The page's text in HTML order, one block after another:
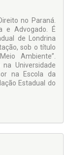
no Paraná.
e Advogado. É
de Londrina
sob o título
Ambiente”.
Universidade
na Escola da
Estadual do